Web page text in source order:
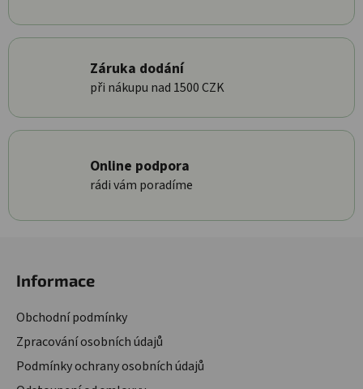
Záruka dodání
při nákupu nad 1500 CZK
Online podpora
rádi vám poradíme
Informace
Obchodní podmínky
Zpracování osobních údajů
Podmínky ochrany osobních údajů